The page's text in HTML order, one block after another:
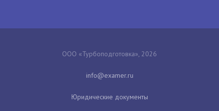
ООО «Турбоподготовка», 2026
Юридические документы